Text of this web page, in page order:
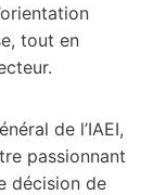
tout en
de l’IAEI,
passionnant
décision de